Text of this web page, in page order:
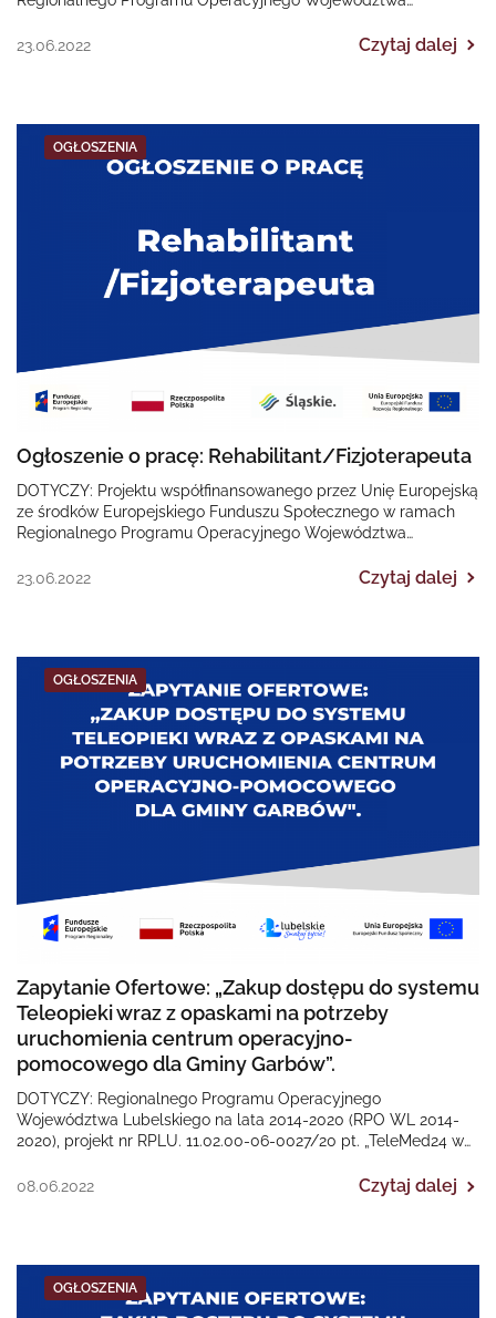
23.06.2022
Czytaj dalej
OGŁOSZENIA
Ogłoszenie o pracę: Rehabilitant/Fizjoterapeuta
DOTYCZY: Projektu współfinansowanego przez Unię Europejską
ze środków Europejskiego Funduszu Społecznego w ramach
Regionalnego Programu Operacyjnego Województwa
23.06.2022
Czytaj dalej
OGŁOSZENIA
Zapytanie Ofertowe: „Zakup dostępu do systemu
Teleopieki wraz z opaskami na potrzeby
uruchomienia centrum operacyjno-
pomocowego dla Gminy Garbów”.
DOTYCZY: Regionalnego Programu Operacyjnego
Województwa Lubelskiego na lata 2014-2020 (RPO WL 2014-
2020), projekt nr RPLU. 11.02.00-06-0027/20 pt. „TeleMed24 w
08.06.2022
Czytaj dalej
OGŁOSZENIA